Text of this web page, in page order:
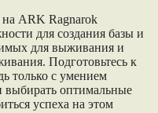
на ARK Ragnarok
для создания базы и
для выживания и
Подготовьтесь к
только с умением
выбирать оптимальные
успеха на этом